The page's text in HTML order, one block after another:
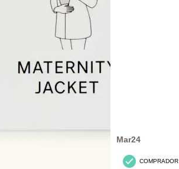
Mar24
COMPRADOR